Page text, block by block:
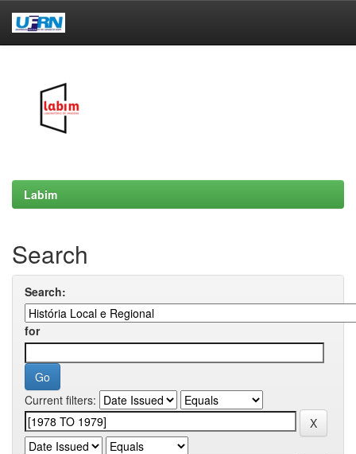
Labim
Search
Search:
for
Current filters: